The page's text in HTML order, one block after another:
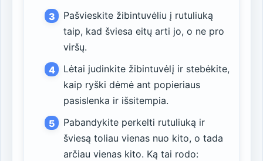
Pašvieskite žibintuvėliu į rutuliuką
taip, kad šviesa eitų arti jo, o ne pro
viršų.
Lėtai judinkite žibintuvėlį ir stebėkite,
kaip ryški dėmė ant popieriaus
pasislenka ir išsitempia.
Pabandykite perkelti rutuliuką ir
šviesą toliau vienas nuo kito, o tada
arčiau vienas kito. Ką tai rodo: